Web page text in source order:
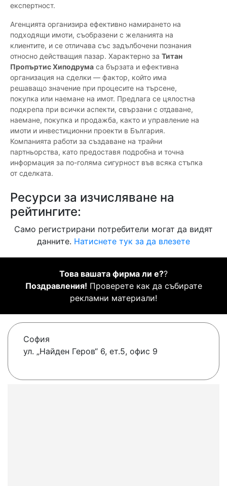
експертност.
Агенцията организира ефективно намирането на
подходящи имоти, съобразени с желанията на
клиентите, и се отличава със задълбочени познания
относно действащия пазар. Характерно за Титан
Пропъртис Хиподрума са бързата и ефективна
организация на сделки — фактор, който има
решаващо значение при процесите на търсене,
покупка или наемане на имот. Предлага се цялостна
подкрепа при всички аспекти, свързани с отдаване,
наемане, покупка и продажба, както и управление на
имоти и инвестиционни проекти в България.
Компанията работи за създаване на трайни
партньорства, като предоставя подробна и точна
информация за по-голяма сигурност във всяка стъпка
от сделката.
Ресурси за изчисляване на
рейтингите:
Само регистрирани потребители могат да видят
данните. Натиснете тук за да влезете
Това вашата фирма ли е??
Поздравления! Проверете как да събирате
рекламни материали!
София
ул. „Найден Геров“ 6, ет.5, офис 9